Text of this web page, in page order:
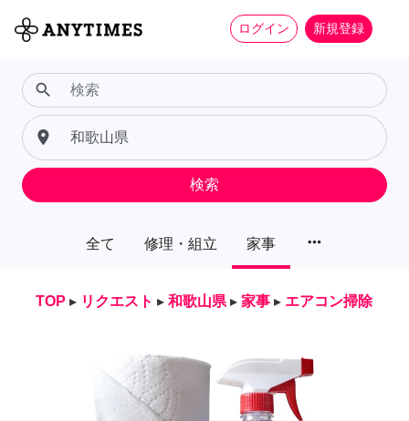
ログイン 新規登録
全て 修理・組立 家事 more_horiz
search
place
検索
TOP ▸ リクエスト ▸ 和歌山県 ▸ 家事 ▸ エアコン掃除